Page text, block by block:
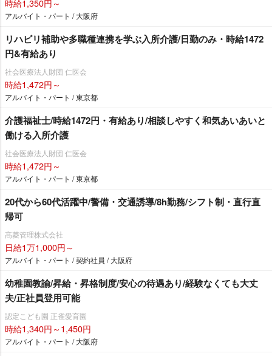
時給1,350円～
アルバイト・パート / 大阪府
リハビリ補助や多職種連携を学ぶ入所介護/日勤のみ・時給1472
円&有給あり
社会医療法人財団 仁医会
時給1,472円～
アルバイト・パート / 東京都
介護福祉士/時給1472円・有給あり/相談しやすく和気あいあいと
働ける入所介護
社会医療法人財団 仁医会
時給1,472円～
アルバイト・パート / 東京都
20代から60代活躍中/警備・交通誘導/8h勤務/シフト制・直行直
帰可
髙菱管理株式会社
日給1万1,000円～
アルバイト・パート / 契約社員 / 大阪府
幼稚園教諭/昇給・昇格制度/安心の待遇あり/経験なくても大丈
夫/正社員登用可能
認定こども園 正雀愛育園
時給1,340円～1,450円
アルバイト・パート / 大阪府